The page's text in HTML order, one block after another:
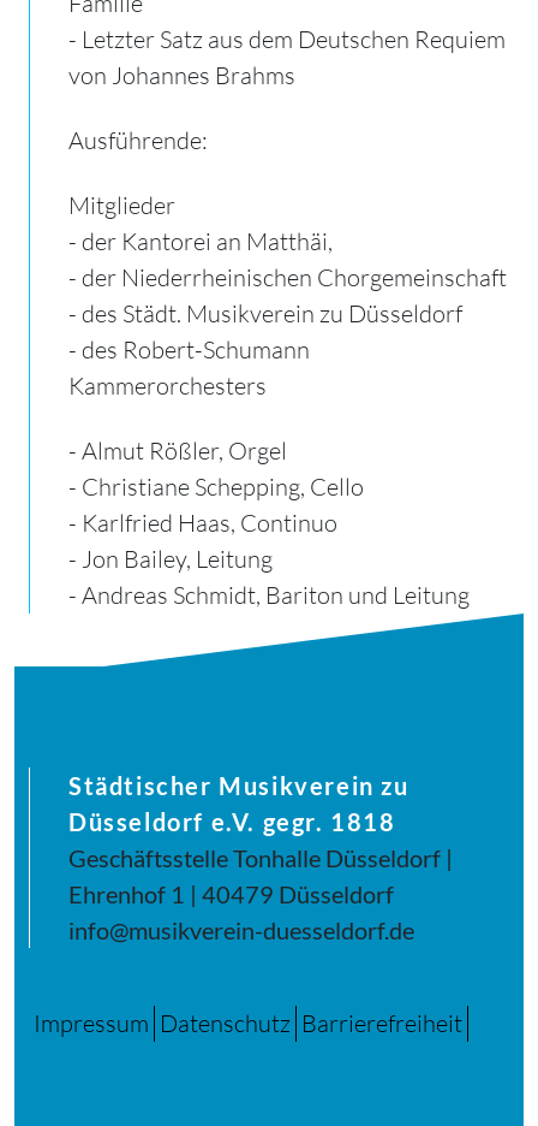
- Letzter Satz aus dem Deutschen Requiem
von Johannes Brahms
Ausführende:
Mitglieder
- der Kantorei an Matthäi,
- der Niederrheinischen Chorgemeinschaft
- des Städt. Musikverein zu Düsseldorf
- des Robert-Schumann
Kammerorchesters
- Almut Rößler, Orgel
- Christiane Schepping, Cello
- Karlfried Haas, Continuo
- Jon Bailey, Leitung
- Andreas Schmidt, Bariton und Leitung
Städtischer Musikverein zu
Düsseldorf e.V. gegr. 1818
Geschäftsstelle Tonhalle Düsseldorf |
Ehrenhof 1 | 40479 Düsseldorf
info@musikverein-duesseldorf.de
Impressum Datenschutz Barrierefreiheit